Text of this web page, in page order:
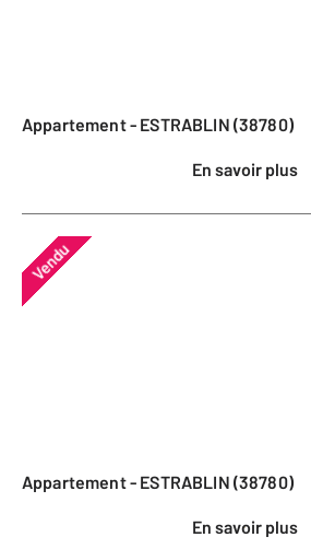
Appartement - ESTRABLIN (38780)
En savoir plus
Vendu
Appartement - ESTRABLIN (38780)
En savoir plus